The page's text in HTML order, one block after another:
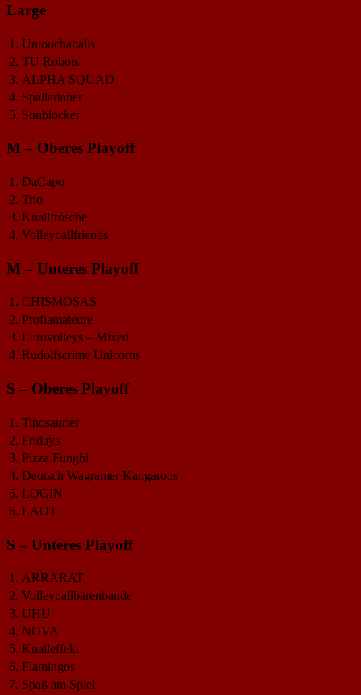
Large
1. Untouchaballs
2. TU Robots
3. ALPHA SQUAD
4. Spallartaner
5. Sunblocker
M – Oberes Playoff
1. DaCapo
2. Trio
3. Knallfrösche
4. Volleyballfriends
M – Unteres Playoff
1. CHISMOSAS
2. Profiamateure
3. Eurovolleys – Mixed
4. Rudolfscrime Unicorns
S – Oberes Playoff
1. Tinosaurier
2. Fridays
3. Pizza Funghi
4. Deutsch Wagramer Kangaroos
5. LOGIN
6. LAOT
S – Unteres Playoff
1. ARRARAT
2. Volleyballbärenbande
3. UHU
4. NOVA
5. Knalleffekt
6. Flamingos
7. Spaß am Spiel